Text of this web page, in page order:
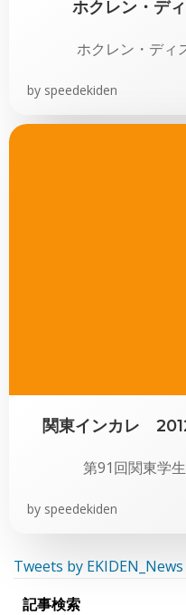
ホクレン・デ
ホクレン・ディ
by speedekiden
関東インカレ
第91回関東学
by speedekiden
Tweets by EKIDEN_News
記事検索